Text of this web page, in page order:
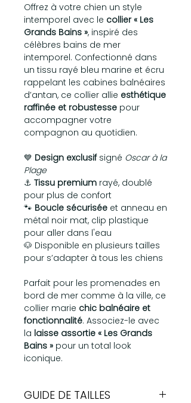
Offrez à votre chien un style
intemporel avec le collier « Les
Grands Bains », inspiré des
célèbres bains de mer
intemporel. Confectionné dans
un tissu rayé bleu marine et écru
rappelant les cabines balnéaires
d’antan, ce collier allie esthétique
raffinée et robustesse pour
accompagner votre
compagnon au quotidien.
💙 Design exclusifsigné Oscar à la
Plage
⚓ Tissu premium rayé, doublé
pour plus de confort
🐾 Boucle sécurisée et anneau en
métal noir mat, clip plastique
pour aller dans l'eau
🐶 Disponible en plusieurs tailles
pour s’adapter à tous les chiens
Parfait pour les promenades en
bord de mer comme à la ville, ce
collier marie chic balnéaire et
fonctionnalité. Associez-le avec
la laisse assortie « Les Grands
Bains » pour un total look
iconique.
GUIDE DE TAILLES